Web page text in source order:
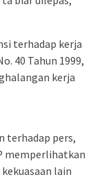
terhadap kerja
40 Tahun 1999,
kerja
terhadap pers,
memperlihatkan
lain